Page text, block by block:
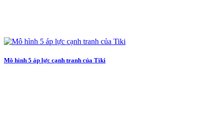
Mô hình 5 áp lực cạnh tranh của Tiki